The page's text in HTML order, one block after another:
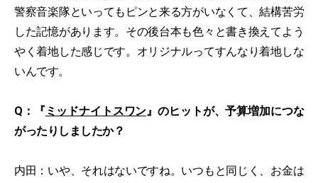
警察音楽隊といってもピンと来る方がいなくて、結構苦労
した記憶があります。その後台本も色々と書き換えてよう
やく着地した感じです。オリジナルってすんなり着地しな
いんです。
Q：『 ミッドナイトスワン』のヒットが、予算増加につな
がったりしましたか？
内田：いや、それはないですね。いつもと同じく、お金は